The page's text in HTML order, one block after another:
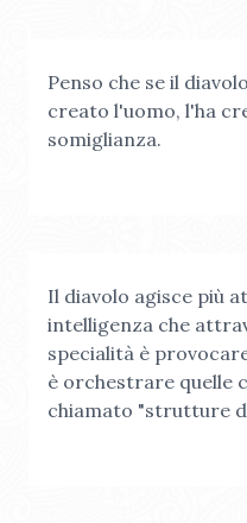
Penso che se il
creato l'uomo, l'ha
somiglianza.
Il diavolo agisce più
intelligenza che
specialità è
è orchestrare quelle
chiamato "strutture